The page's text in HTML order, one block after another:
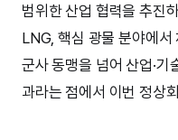
범위한 산업 협력을 추진
LNG, 핵심 광물 분야에서
군사 동맹을 넘어 산업·기
과라는 점에서 이번 정상